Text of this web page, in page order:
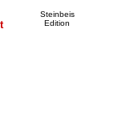
Steinbeis
Edition